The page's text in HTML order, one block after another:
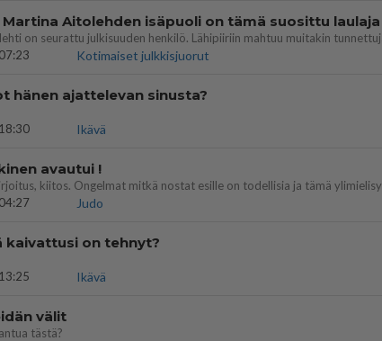
Aitolehden isäpuoli on tämä suosittu laulaja
Kotimaiset julkkisjuorut
hänen ajattelevan sinusta?
Ikävä
avautui !
Judo
kaivattusi on tehnyt?
Ikävä
välit
tästä?